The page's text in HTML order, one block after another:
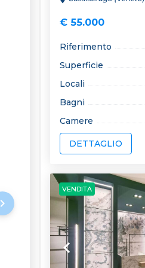
keyboard_arrow_right
€ 55.000
Riferimento
Superficie
Locali
Bagni
Camere
DETTAGLIO
VENDITA
keyboard_arrow_left